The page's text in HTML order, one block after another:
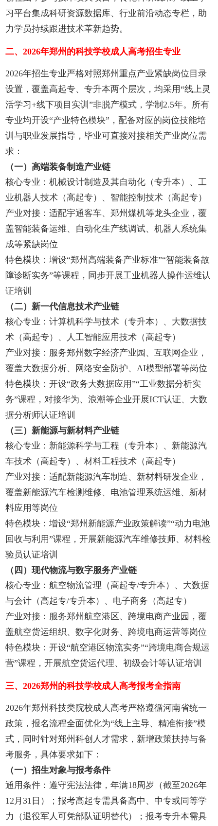
习平台集成科研资源数据库、行业前沿动态专栏，助
力学员持续跟进技术革新趋势。
二、2026年郑州的科技学校成人高考招生专业
2026年招生专业严格对照郑州重点产业紧缺岗位目录
设置，覆盖高起专、专升本两个层次，均采用“线上灵
活学习+线下项目实训”非脱产模式，学制2.5年。所有
专业均开设“产业特色模块”，配备对应的岗位技能培
训与职业发展指导，毕业可直接对接相关产业岗位需
求：
（一）高端装备制造产业链
核心专业：机械设计制造及其自动化（专升本）、工
业机器人技术（高起专）、智能控制技术（高起专）
产业对接：适配宇通客车、郑州煤机等龙头企业，覆
盖智能装备运维、自动化生产线调试、机器人系统集
成等紧缺岗位
特色模块：增设“郑州高端装备产业标准”“智能装备故
障诊断实务”等课程，同步开展工业机器人操作运维认
证培训
（二）新一代信息技术产业链
核心专业：计算机科学与技术（专升本）、大数据技
术（高起专）、人工智能应用技术（高起专）
产业对接：服务郑州数字经济产业园、互联网企业，
覆盖大数据分析、网络安全防护、AI模型部署等岗位
特色模块：开设“政务大数据应用”“工业数据分析实
务”课程，对接华为、浪潮等企业开展ICT认证、大数
据分析师认证培训
（三）新能源与新材料产业链
核心专业：新能源科学与工程（专升本）、新能源汽
车技术（高起专）、材料工程技术（高起专）
产业对接：适配新能源汽车制造、新材料研发企业，
覆盖新能源汽车检测维修、电池管理系统运维、新材
料应用等岗位
特色模块：增设“郑州新能源产业政策解读”“动力电池
回收与利用”课程，开展新能源汽车维修技师、材料检
验员认证培训
（四）现代物流与数字服务产业链
核心专业：航空物流管理（高起专/专升本）、大数据
与会计（高起专/专升本）、电子商务（高起专）
产业对接：服务郑州航空港区、跨境电商产业园，覆
盖航空货运组织、数字化财务、跨境电商运营等岗位
特色模块：开设“航空港区物流实务”“跨境电商合规运
营”课程，开展航空货运代理、初级会计等认证培训
三、2026郑州的科技学校成人高考报考全指南
2026年郑州科技类院校成人高考严格遵循河南省统一
政策，报名流程全面优化为“线上主导、精准衔接”模
式，同时针对郑州科创人才需求，新增政策扶持与备
考服务，具体要求如下：
（一）招生对象与报考条件
通用条件：遵守宪法法律，年满18周岁（截至2026年
12月31日）；报考高起专需具备高中、中专或同等学
力（退役军人可凭部队证明替代）；报考专升本需具